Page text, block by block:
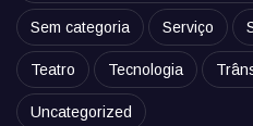
Sem categoria Serviço
Teatro Tecnologia
Uncategorized